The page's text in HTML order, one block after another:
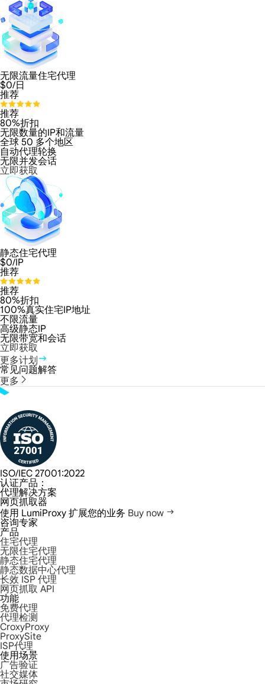
无限流量住宅代理
$0/日
推荐
推荐
80%折扣
无限数量的IP和流量
全球 50 多个地区
自动代理轮换
无限并发会话
立即获取
静态住宅代理
$0/IP
推荐
推荐
80%折扣
100%真实住宅IP地址
不限流量
高级静态IP
无限带宽和会话
立即获取
更多计划
常见问题解答
更多
ISO/IEC 27001:2022
认证产品：
代理解决方案
网页抓取器
使用 LumiProxy 扩展您的业务 Buy now
咨询专家
产品
住宅代理
无限住宅代理
静态住宅代理
静态数据中心代理
长效 ISP 代理
网页抓取 API
功能
免费代理
代理检测
CroxyProxy
ProxySite
ISP代理
使用场景
广告验证
社交媒体